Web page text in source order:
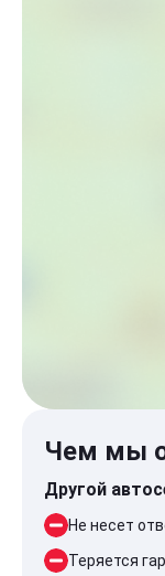
Чем мы
Другой
Не несет
Теряется